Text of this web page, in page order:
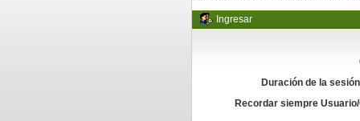
Ingresar
Duración de la
Recordar siempre